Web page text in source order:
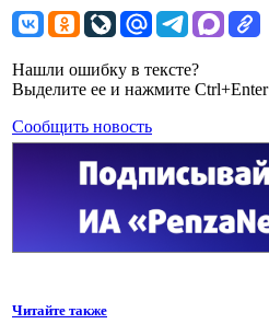
Нашли ошибку в тексте?
Выделите ее и нажмите Ctrl+Enter
Сообщить новость
Читайте также